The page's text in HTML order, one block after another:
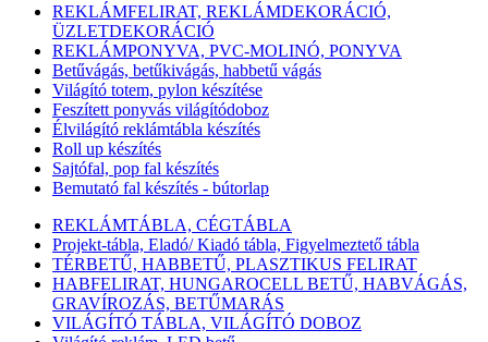
REKLÁMFELIRAT, REKLÁMDEKORÁCIÓ,
ÜZLETDEKORÁCIÓ
REKLÁMPONYVA, PVC-MOLINÓ, PONYVA
Betűvágás, betűkivágás, habbetű vágás
Világító totem, pylon készítése
Feszített ponyvás világítódoboz
Élvilágító reklámtábla készítés
Roll up készítés
Sajtófal, pop fal készítés
Bemutató fal készítés - bútorlap
REKLÁMTÁBLA, CÉGTÁBLA
Projekt-tábla, Eladó/ Kiadó tábla, Figyelmeztető tábla
TÉRBETŰ, HABBETŰ, PLASZTIKUS FELIRAT
HABFELIRAT, HUNGAROCELL BETŰ, HABVÁGÁS,
GRAVÍROZÁS, BETŰMARÁS
VILÁGÍTÓ TÁBLA, VILÁGÍTÓ DOBOZ